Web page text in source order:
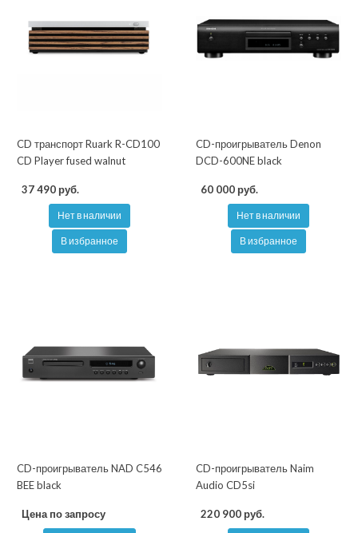
CD транспорт Ruark R-CD100
CD Player fused walnut
37 490 руб.
Нет в наличии
В избранное
CD-проигрыватель Denon
DCD-600NE black
60 000 руб.
Нет в наличии
В избранное
CD-проигрыватель NAD C546
BEE black
Цена по запросу
CD-проигрыватель Naim
Audio CD5si
220 900 руб.